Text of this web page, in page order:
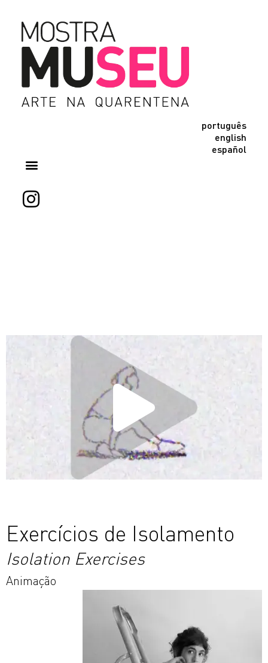
português
english
español
Exercícios de Isolamento
Isolation Exercises
Animação